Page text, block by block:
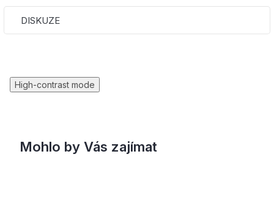
DISKUZE
High-contrast mode